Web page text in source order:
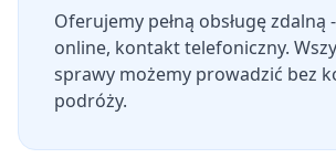
Oferujemy pełną obsługę zdalną
online, kontakt telefoniczny.
sprawy możemy prowadzić bez
podróży.